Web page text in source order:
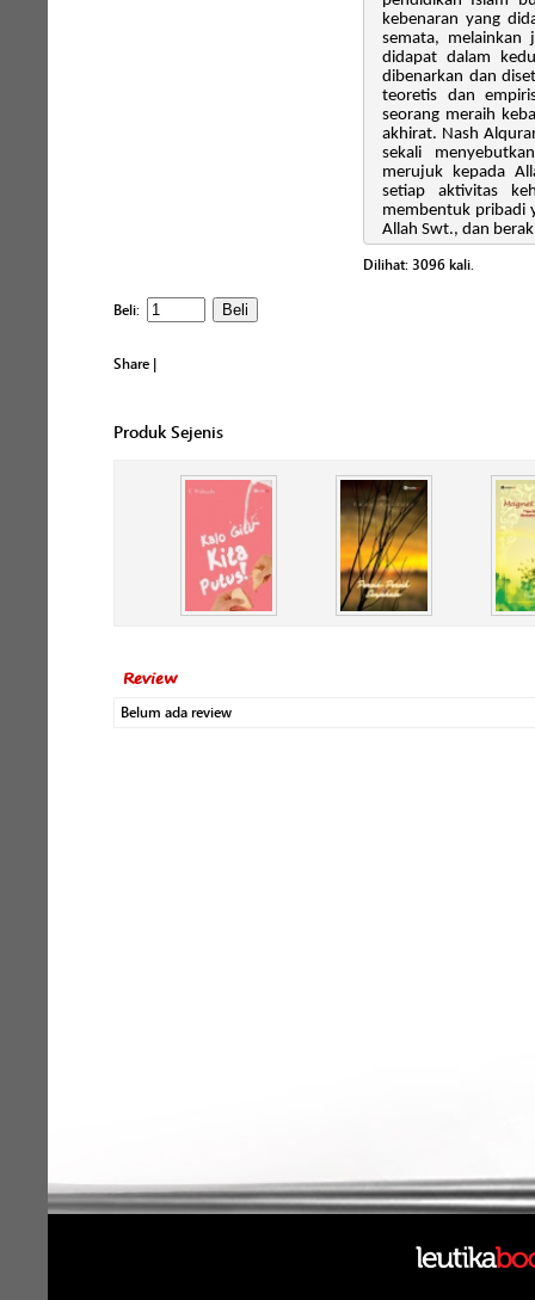
kebenaran yang
semata, melainkan
didapat dalam
dibenarkan dan
teoretis dan
seorang meraih
akhirat. Nash
sekali
merujuk kepada
setiap aktivitas
membentuk pribadi
Allah Swt., dan
Dilihat: 3096 kali.
Beli:
Share |
Produk Sejenis
Review
Belum ada review